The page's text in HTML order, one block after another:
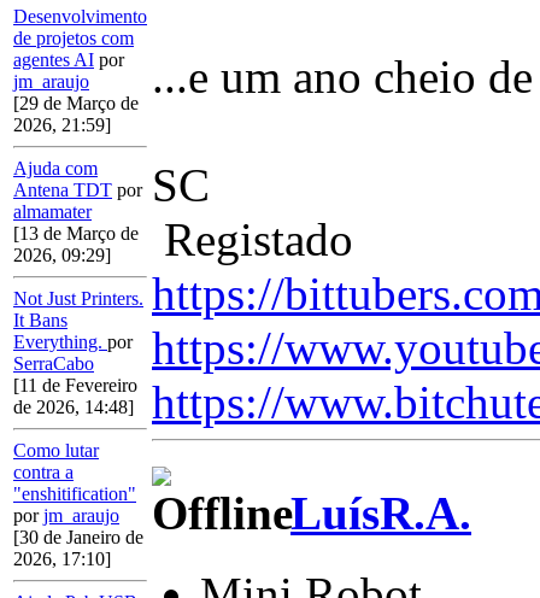
Desenvolvimento
de projetos com
agentes AI por
jm_araujo
[29 de Março de
2026, 21:59]
Ajuda com
Antena TDT por
almamater
[13 de Março de
2026, 09:29]
Not Just Printers.
It Bans
Everything. por
SerraCabo
[11 de Fevereiro
de 2026, 14:48]
Como lutar
contra a
"enshitification"
porjm_araujo
[30 de Janeiro de
2026, 17:10]
...e um ano cheio
SC
Registado
https://
https://
https://
LuísR.A.